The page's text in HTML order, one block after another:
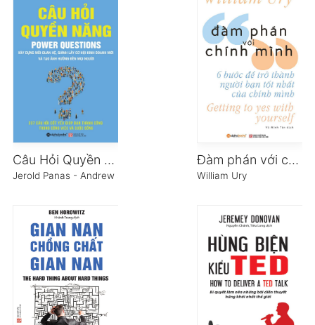
Câu Hỏi Quyền Năng
Jerold Panas - Andrew Sobel
Đàm phán với chính mình
William Ury